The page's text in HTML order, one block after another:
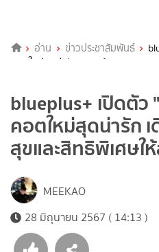
อ่าน ข่าวประชาสัมพันธ์
คอตใหม่สุดน่ารัก เดินหน้ามอบความ
blueplus+ เปิดตั
คอตใหม่สุดน่ารัก
สุขและสิทธิพิเศษใ
MEEKAO
28 มิถุนายน 2567 ( 14:13 )